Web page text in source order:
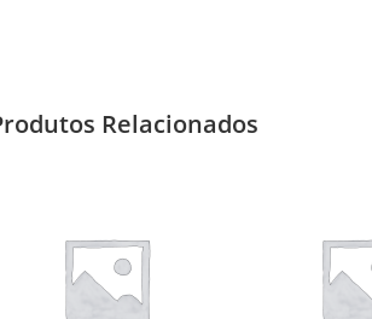
Relacionados